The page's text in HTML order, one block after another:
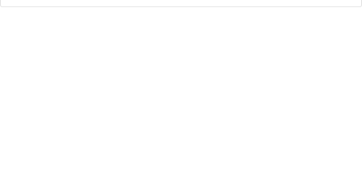
いと思い…